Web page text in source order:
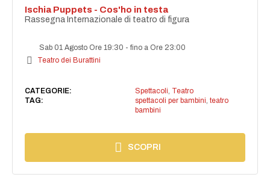
Ischia Puppets - Cos'ho in testa
Rassegna Internazionale di teatro di figura
Sab 01 Agosto Ore 19:30 -fino a Ore 23:00
Teatro dei Burattini
CATEGORIE: Spettacoli, Teatro
TAG:
spettacoli per bambini, teatro
bambini
SCOPRI